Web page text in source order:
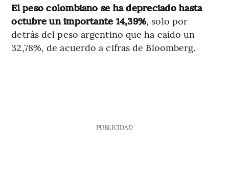
El peso colombiano se ha depreciado hasta
octubre un importante 14,39%, solo por
detrás del peso argentino que ha caído un
32,78%, de acuerdo a cifras de Bloomberg.
PUBLICIDAD